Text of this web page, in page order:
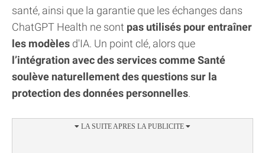
santé, ainsi que la garantie que les échanges dans
ChatGPT Health ne sont pas utilisés pour entraîner
les modèles d'IA. Un point clé, alors que
l’intégration avec des services comme Santé
soulève naturellement des questions sur la
protection des données personnelles.